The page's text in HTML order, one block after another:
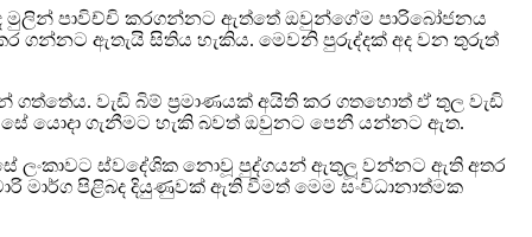
මුලින් පාවිච්චි කරගන්නට ඇත්තේ ඔවුන්ගේම පාරිබෝජනය
ගන්නට ඇතැයි සිතිය හැකිය. මෙවනි පුරුද්දක් අද වන තුරුත්
වැඩි බිම් ප‍්‍රමාණයක් අයිති කර ගතහොත් ඒ තුල වැඩි
යොදා ගැනීමට හැකි බවත් ඔවුනට පෙනී යන්නට ඇත.
ලංකාවට ස්වදේශික නොවූ පුද්ගයන් ඇතුලූ වන්නට ඇති අතර
මාර්ග පිළිබද දියුණුවක් ඇති වීමත් මෙම සංවිධානාත්මක